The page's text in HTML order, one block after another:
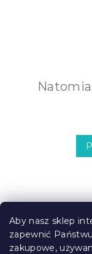
Aby nasz sklep
zapewnić
zakupowe,
S